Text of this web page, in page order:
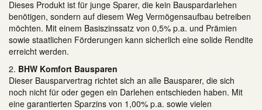
Dieses Produkt ist für junge Sparer, die kein Bauspardarlehen
benötigen, sondern auf diesem Weg Vermögensaufbau betreiben
möchten. Mit einem Basiszinssatz von 0,5% p.a. und Prämien
sowie staatlichen Förderungen kann sicherlich eine solide Rendite
erreicht werden.
2. BHW Komfort Bausparen
Dieser Bausparvertrag richtet sich an alle Bausparer, die sich
noch nicht für oder gegen ein Darlehen entschieden haben. Mit
eine garantierten Sparzins von 1,00% p.a. sowie vielen